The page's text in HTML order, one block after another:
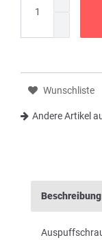
Wunschliste
Andere Artikel
Beschreibung